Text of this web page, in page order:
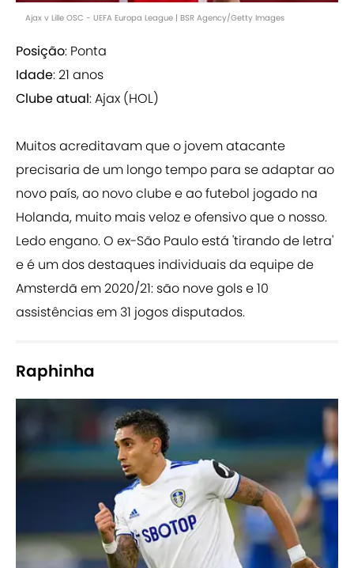
Ajax v Lille OSC - UEFA Europa League | BSR Agency/Getty Images
Posição: Ponta
Idade: 21 anos
Clube atual: Ajax (HOL)
Muitos acreditavam que o jovem atacante
precisaria de um longo tempo para se adaptar ao
novo país, ao novo clube e ao futebol jogado na
Holanda, muito mais veloz e ofensivo que o nosso.
Ledo engano. O ex-São Paulo está 'tirando de letra'
e é um dos destaques individuais da equipe de
Amsterdã em 2020/21: são nove gols e 10
assistências em 31 jogos disputados.
Raphinha